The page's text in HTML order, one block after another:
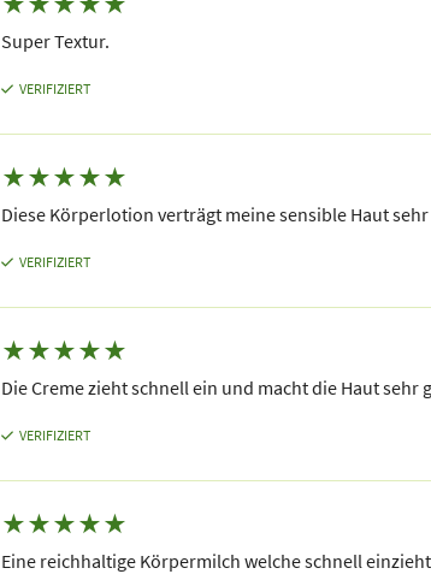
Super Textur.
VERIFIZIERT
★★★★★
Diese Körperlotion verträgt meine sensible Haut
VERIFIZIERT
★★★★★
Die Creme zieht schnell ein und macht die Haut sehr
VERIFIZIERT
★★★★★
Eine reichhaltige Körpermilch welche schnell